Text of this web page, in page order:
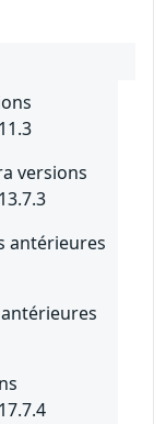
versions
antérieures